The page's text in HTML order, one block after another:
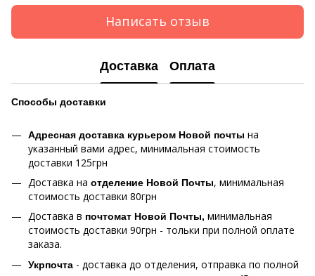
Написать отзыв
Доставка Оплата
Способы доставки
Адресная доставка курьером Новой почты на
указанный вами адрес, минимальная стоимость
доставки 125грн
Доставка на отделение Новой Почты, минимальная
стоимость доставки 80грн
Доставка в почтомат Новой Почты, минимальная
стоимость доставки 90грн - тольки при полной оплате
заказа.
Укрпочта - доставка до отделения, отправка по полной